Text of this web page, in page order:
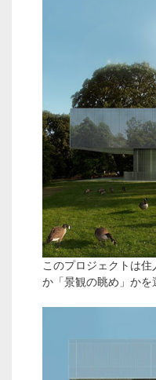
このプロジェクトは
か「景観の眺め」かを